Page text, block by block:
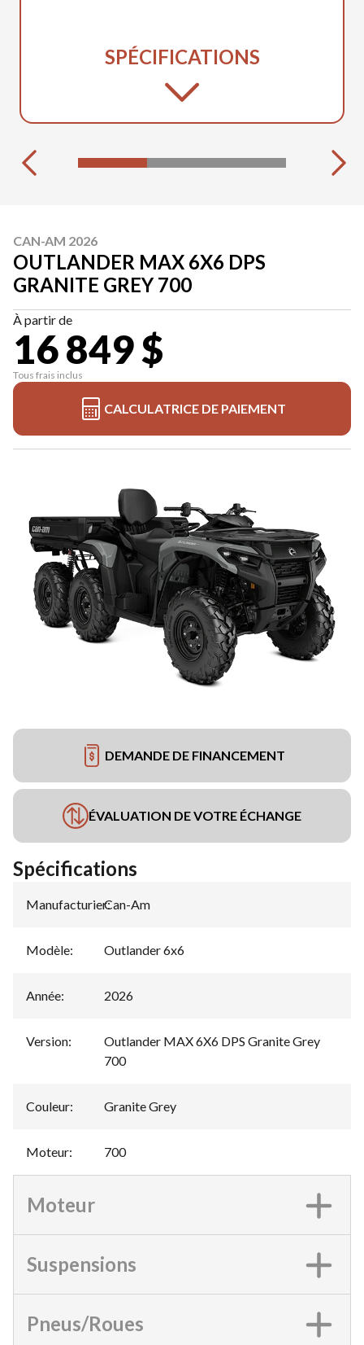
SPÉCIFICATIONS
CAN-AM 2026
OUTLANDER MAX 6X6 DPS
GRANITE GREY 700
À partir de
16 849 $
Tous frais inclus
CALCULATRICE DE PAIEMENT
DEMANDE DE FINANCEMENT
ÉVALUATION DE VOTRE ÉCHANGE
Spécifications
Manufacturier:
Can-Am
Modèle: Outlander 6x6
Année: 2026
Version:
Outlander MAX 6X6 DPS Granite Grey
700
Couleur: Granite Grey
Moteur: 700
Moteur
Suspensions
Pneus/Roues